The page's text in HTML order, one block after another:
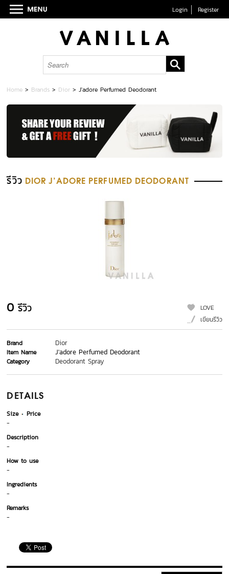
Login Register
Home > Brands > Dior >J'adore Perfumed Deodorant
รีวิว DIOR J'ADORE PERFUMED DEODORANT
0 รีวิว
LOVE
เขียนรีวิว
Brand Dior
Item Name J'adore Perfumed Deodorant
Category Deodorant Spray
DETAILS
Size
Price
-
Description
-
How to use
-
Ingredients
-
Remarks
-